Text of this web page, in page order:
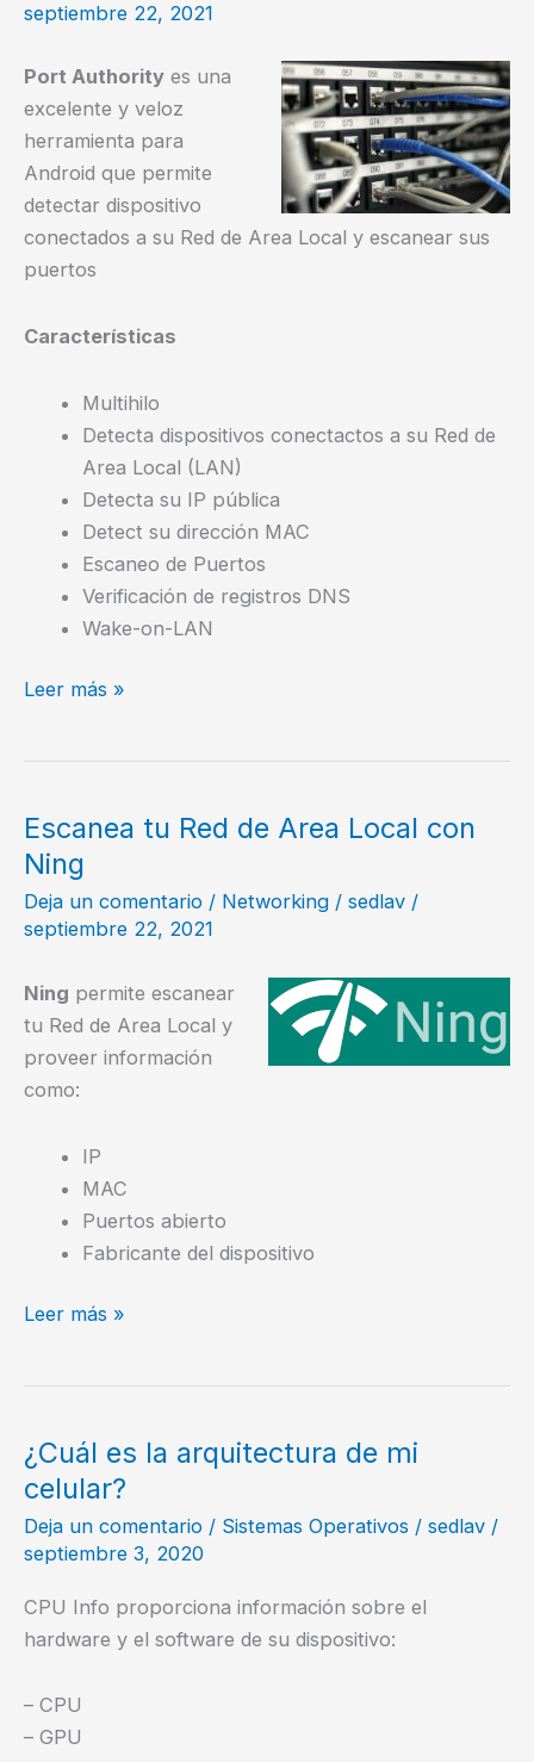
Android
septiembre 22, 2021
Port Authority es una
excelente y veloz
herramienta para
Android que permite
detectar dispositivo
conectados a su Red de Area Local y escanear sus
puertos
Características
Multihilo
Detecta dispositivos conectactos a su Red de
Area Local (LAN)
Detecta su IP pública
Detect su dirección MAC
Escaneo de Puertos
Verificación de registros DNS
Wake-on-LAN
Detectar
mi
LAN
Leer más »
Escanea tu Red de Area Local con
Ning
Deja un comentario / Networking / sedlav /
septiembre 22, 2021
Ning permite escanear
tu Red de Area Local y
proveer información
como:
IP
MAC
Puertos abierto
Fabricante del dispositivo
Escanea
Area
Local
con
Ning
Leer más »
¿Cuál es la arquitectura de mi
celular?
Deja un comentario / Sistemas Operativos / sedlav /
septiembre 3, 2020
CPU Info proporciona información sobre el
hardware y el software de su dispositivo:
– CPU
– GPU